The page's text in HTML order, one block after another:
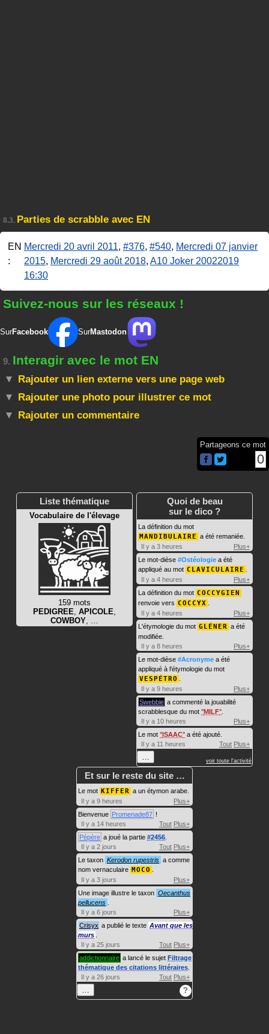
8.3. Parties de scrabble avec EN
EN
:
Mercredi 20 avril 2011, #376, #540, Mercredi 07 janvier
2015, Mercredi 29 août 2018, A10 Joker 20022019
16:30
Suivez-nous sur les réseaux !
SurFacebook SurMastodon
9. Interagir avec le mot EN
Rajouter un lien externe vers une page web
Rajouter une photo pour illustrer ce mot
Rajouter un commentaire
Partageons ce mot
0
Liste thématique
Vocabulaire de l'élevage
159 mots
PEDIGREE APICOLE
COWBOY
Quoi de beau
sur le dico ?
La définition du mot
MANDIBULAIRE a été remaniée.
Il y a 3 heures
Plus+
Le mot-dièse #Ostéologie a été
appliqué au mot CLAVICULAIRE
Il y a 4 heures
Plus+
La définition du mot COCCYGIEN
renvoie vers COCCYX
Il y a 4 heures
Plus+
L'étymologie du mot GLÉNER a été
modifiée.
Il y a 8 heures
Plus+
Le mot-dièse #Acronyme a été
appliqué à l'étymologie du mot
VESPÉTRO
Il y a 9 heures
Plus+
Swebble a commenté la jouabilité
scrabblesque du mot MILF
Il y a 10 heures
Plus+
Le mot ISAAC a été ajouté.
Il y a 11 heures
Tout Plus+
voir toute l'activité
Et sur le reste du site …
Le mot KIFFER a un étymon arabe.
Il y a 9 heures
Plus+
Bienvenue Promenade87 !
Il y a 14 heures
Tout Plus+
Pépère a joué la partie #2456
Il y a 2 jours
Tout Plus+
Le taxon Kerodon rupestris a comme
nom vernaculaire MOCO
Il y a 3 jours
Plus+
Une image illustre le taxon Oecanthus
pellucens
Il y a 6 jours
Plus+
Crisyx a publié le texte Avant que les
murs
Il y a 25 jours
Tout Plus+
addictionnaire a lancé le sujet Filtrage
thématique des citations littéraires
Il y a 26 jours
Tout Plus+
?